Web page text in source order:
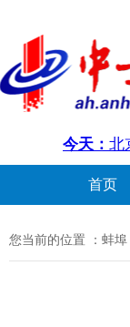
首页
您当前的位置 ： 蚌埠